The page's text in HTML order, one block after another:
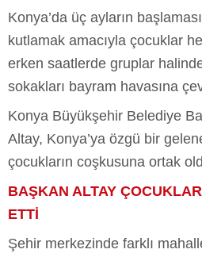
Konya’da üç ayların
kutlamak amacıyla çocuklar
erken saatlerde gruplar
sokakları bayram havasına
Konya Büyükşehir Belediye
Altay, Konya’ya özgü bir
çocukların coşkusuna ortak
BAŞKAN ALTAY
ETTİ
Şehir merkezinde farklı